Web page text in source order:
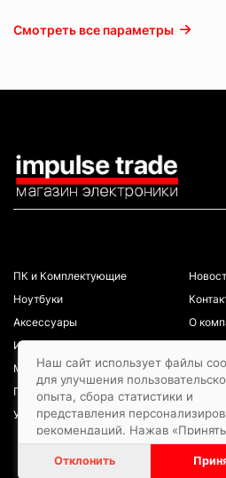
Наш сайт использует файлы
для улучшения
опыта, сбора статистики и
представления
рекомендаций. Нажав
даете согласие на обработку
cookie в соответствии с
Отклонить
Смотреть все параметры
ПК и Комплектующие
Ноутбуки
Аксессуары
Игровая зона
Мобильные телефоны
Планшеты
Услуги/ремонты
О